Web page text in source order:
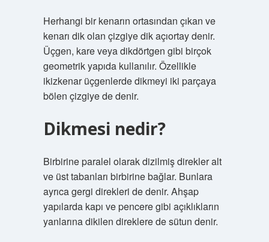
Herhangi bir kenarın ortasından çıkan ve
kenarı dik olan çizgiye dik açıortay denir.
Üçgen, kare veya dikdörtgen gibi birçok
geometrik yapıda kullanılır. Özellikle
ikizkenar üçgenlerde dikmeyi iki parçaya
bölen çizgiye de denir.
Dikmesi nedir?
Birbirine paralel olarak dizilmiş direkler alt
ve üst tabanları birbirine bağlar. Bunlara
ayrıca gergi direkleri de denir. Ahşap
yapılarda kapı ve pencere gibi açıklıkların
yanlarına dikilen direklere de sütun denir.